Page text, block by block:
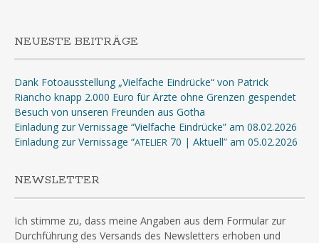
NEUESTE BEITRÄGE
Dank Fotoausstellung „Vielfache Eindrücke“ von Patrick
Riancho knapp 2.000 Euro für Ärzte ohne Grenzen gespendet
Besuch von unseren Freunden aus Gotha
Einladung zur Vernissage “Vielfache Eindrücke” am 08.02.2026
Einladung zur Vernissage “ATELIER 70 | Aktuell” am 05.02.2026
NEWSLETTER
Ich stimme zu, dass meine Angaben aus dem Formular zur
Durchführung des Versands des Newsletters erhoben und